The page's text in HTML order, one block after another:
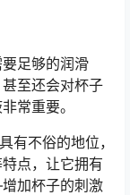
足够的润滑
至还会对杯子
常重要。
有不俗的地位，
点，让它拥有
加杯子的刺激